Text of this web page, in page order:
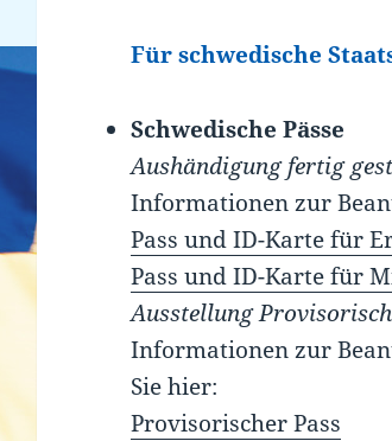
Für schwedische
Schwedische Pässe
Aushändigung fertig
Informationen zur
Pass und ID-Karte für
Pass und ID-Karte für
Ausstellung
Informationen zur
Sie hier:
Provisorischer Pass